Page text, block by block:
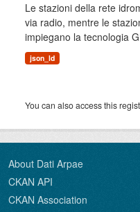
Le stazioni della rete
via radio, mentre le
impiegano la tecnologia
json_ld
You can also access this
About Dati Arpae
CKAN API
CKAN Association